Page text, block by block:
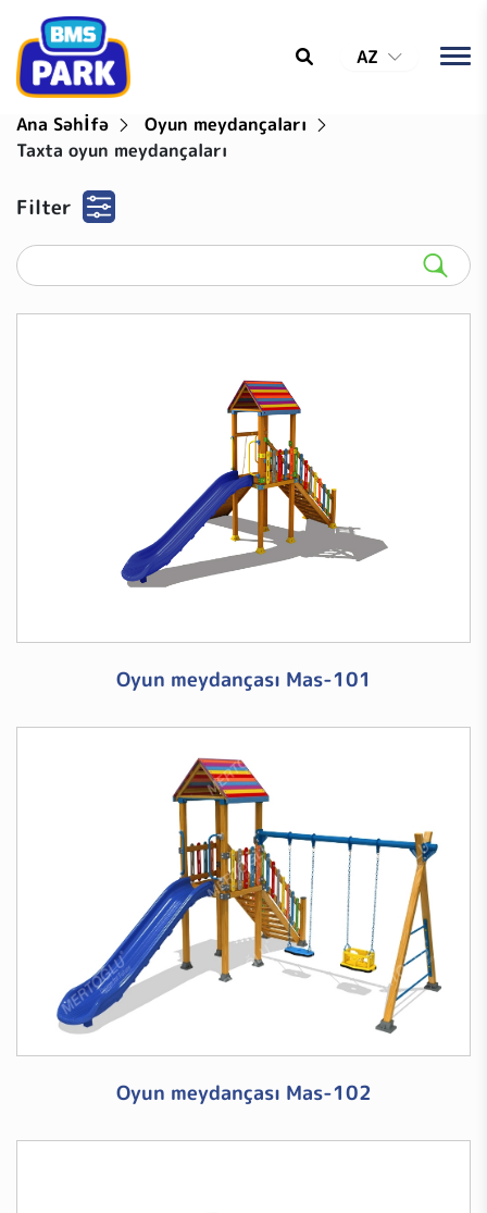
AZ
Ana Səhİfə
Oyun meydançaları
Taxta oyun meydançaları
Filter
Oyun meydançası Mas-101
Oyun meydançası Mas-102